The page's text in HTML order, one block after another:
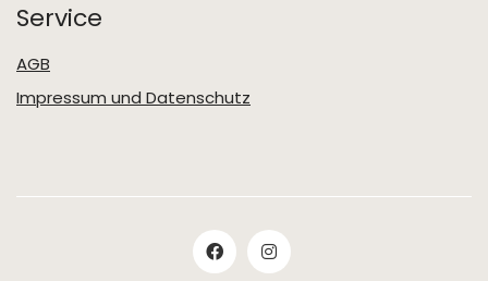
Service
AGB
Impressum und Datenschutz